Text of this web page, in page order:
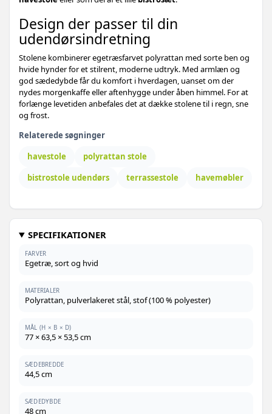
Design der passer til din
udendørsindretning
Stolene kombinerer egetræsfarvet polyrattan med sorte ben og
hvide hynder for et stilrent, moderne udtryk. Med armlæn og
god sædedybde får du komfort i hverdagen, uanset om der
nydes morgenkaffe eller aftenhygge under åben himmel. For at
forlænge levetiden anbefales det at dække stolene til i regn, sne
og frost.
Relaterede søgninger
havestole
polyrattan stole
bistrostole udendørs
terrassestole havemøbler
SPECIFIKATIONER
FARVER
Egetræ, sort og hvid
MATERIALER
Polyrattan, pulverlakeret stål, stof (100 % polyester)
MÅL (H × B × D)
77 × 63,5 × 53,5 cm
SÆDEBREDDE
44,5 cm
SÆDEDYBDE
48 cm